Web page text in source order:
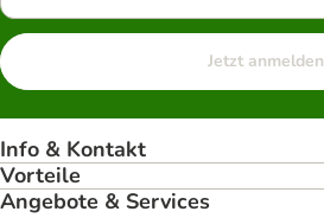
Jetzt anmelden
Info & Kontakt
Vorteile
Angebote & Services